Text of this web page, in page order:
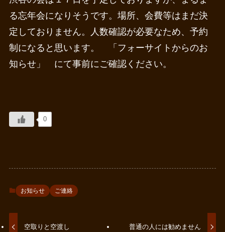
る忘年会になりそうです。場所、会費等はまだ決
定しておりません。人数確認が必要なため、予約
制になると思います。 「フォーサイトからのお
知らせ」 にて事前にご確認ください。
0
お知らせ ご連絡
空取りと空渡し 普通の人には勧めません